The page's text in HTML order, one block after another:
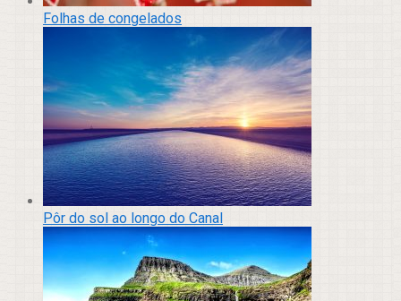
Folhas de congelados
Pôr do sol ao longo do Canal